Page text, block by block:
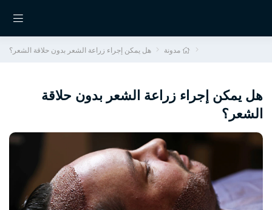
مدونة هل يمكن إجراء زراعة الشعر بدون حلاقة الشعر؟
هل يمكن إجراء زراعة الشعر بدون حلاقة
الشعر؟